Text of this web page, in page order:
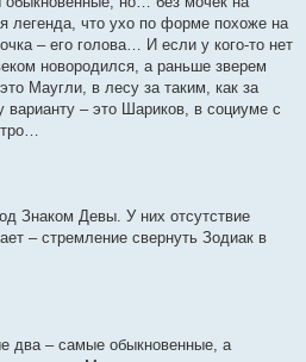
легенда, что ухо по форме похоже на
– его голова… И если у кого-то нет
новородился, а раньше зверем
Маугли, в лесу за таким, как за
– это Шариков, в социуме с
Знаком Девы. У них отсутствие
– стремление свернуть Зодиак в
два – самые обыкновенные, а